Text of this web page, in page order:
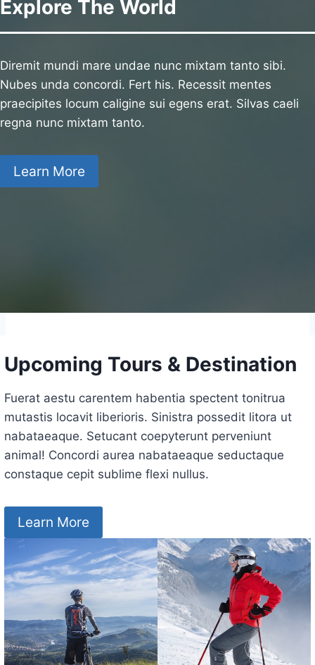
Explore The World
Diremit mundi mare undae nunc mixtam tanto sibi.
Nubes unda concordi. Fert his. Recessit mentes
praecipites locum caligine sui egens erat. Silvas caeli
regna nunc mixtam tanto.
Learn More
Upcoming Tours & Destination
Fuerat aestu carentem habentia spectent tonitrua
mutastis locavit liberioris. Sinistra possedit litora ut
nabataeaque. Setucant coepyterunt perveniunt
animal! Concordi aurea nabataeaque seductaque
constaque cepit sublime flexi nullus.
Learn More